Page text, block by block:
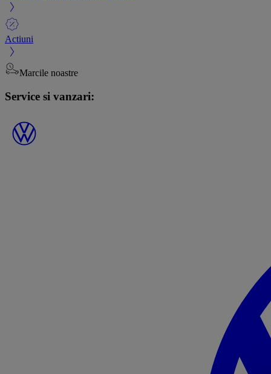
Actiuni
Marcile noastre
Service si vanzari: